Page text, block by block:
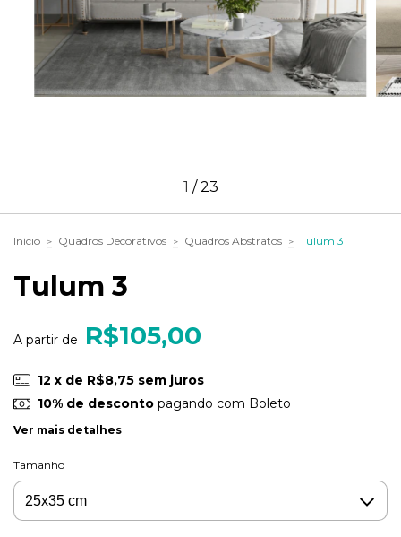
1 /23
Início > Quadros Decorativos > Quadros Abstratos > Tulum 3
Tulum 3
R$105,00
12 x de R$8,75 sem juros
10% de descontopagando com Boleto
Ver mais detalhes
Tamanho